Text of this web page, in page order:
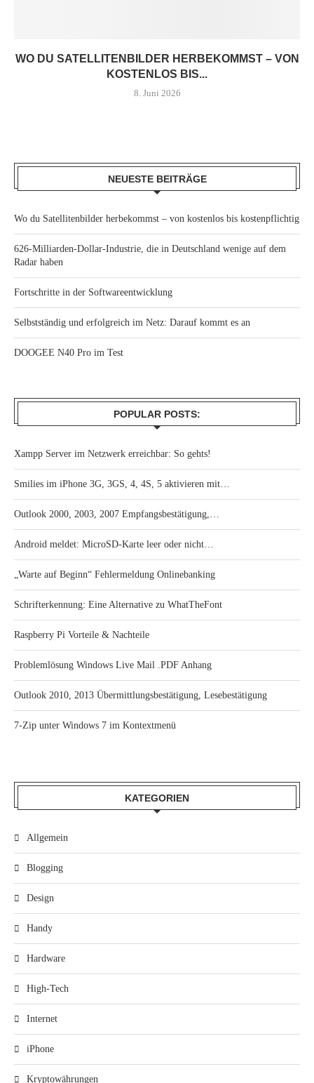
WO DU SATELLITENBILDER HERBEKOMMST – VON
KOSTENLOS BIS...
8. Juni 2026
NEUESTE BEITRÄGE
Wo du Satellitenbilder herbekommst – von kostenlos bis kostenpflichtig
626-Milliarden-Dollar-Industrie, die in Deutschland wenige auf dem
Radar haben
Fortschritte in der Softwareentwicklung
Selbstständig und erfolgreich im Netz: Darauf kommt es an
DOOGEE N40 Pro im Test
POPULAR POSTS:
Xampp Server im Netzwerk erreichbar: So gehts!
Smilies im iPhone 3G, 3GS, 4, 4S, 5 aktivieren mit…
Outlook 2000, 2003, 2007 Empfangsbestätigung,…
Android meldet: MicroSD-Karte leer oder nicht…
„Warte auf Beginn“ Fehlermeldung Onlinebanking
Schrifterkennung: Eine Alternative zu WhatTheFont
Raspberry Pi Vorteile & Nachteile
Problemlösung Windows Live Mail .PDF Anhang
Outlook 2010, 2013 Übermittlungsbestätigung, Lesebestätigung
7-Zip unter Windows 7 im Kontextmenü
KATEGORIEN
Allgemein
Blogging
Design
Handy
Hardware
High-Tech
Internet
iPhone
Kryptowährungen